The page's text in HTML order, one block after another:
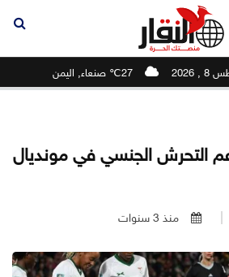
2026 27℃ صنعاء, اليمن
التحرش الجنسي في مونديال
منذ 3 سنوات